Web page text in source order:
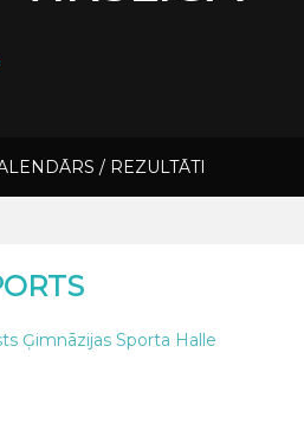
/ REZULTĀTI
Ģimnāzijas Sporta Halle